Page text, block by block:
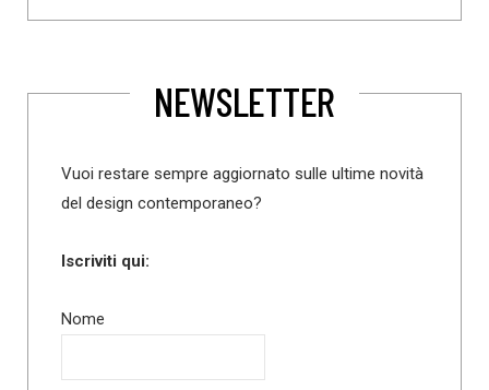
NEWSLETTER
Vuoi restare sempre aggiornato sulle ultime novità
del design contemporaneo?
Iscriviti qui:
Nome